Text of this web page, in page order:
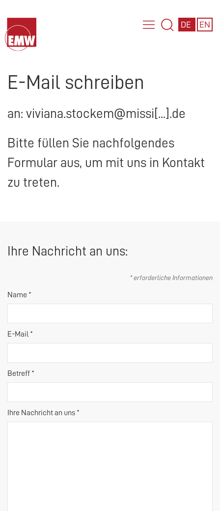
DE EN
E-Mail schreiben
an: viviana.stockem@missi[...].de
Bitte füllen Sie nachfolgendes
Formular aus, um mit uns in Kontakt
zu treten.
Ihre Nachricht an uns:
* erforderliche Informationen
Name *
E-Mail *
Betreff *
Ihre Nachricht an uns *